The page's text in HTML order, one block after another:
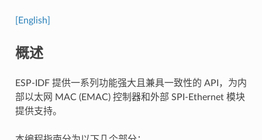
[English]
概述
ESP-IDF 提供一系列功能强大且兼具一致性的 API，为内
部以太网 MAC (EMAC) 控制器和外部 SPI-Ethernet 模块
提供支持。